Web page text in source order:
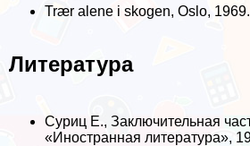
Trær alene i skogen, Oslo, 1969.
Литература
Суриц Е., Заключительная
«Иностранная литература»,